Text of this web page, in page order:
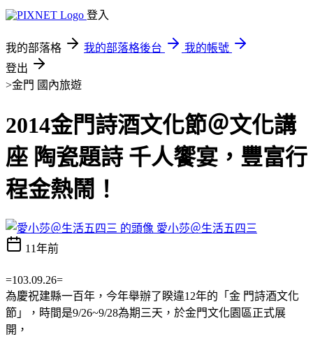
登入
我的部落格 我的部落格後台
我的帳號
登出
>金門 國內旅遊
2014金門詩酒文化節＠文化講
座 陶瓷題詩 千人饗宴，豐富行
程金熱鬧！
愛小莎＠生活五四三
11年前
=103.09.26=
為慶祝建縣一百年，今年舉辦了睽違12年的「金 門詩酒文化
節」，時間是9/26~9/28為期三天，於金門文化園區正式展
開，